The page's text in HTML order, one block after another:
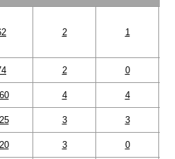
2 1
2 0
4 4
3 3
3 0